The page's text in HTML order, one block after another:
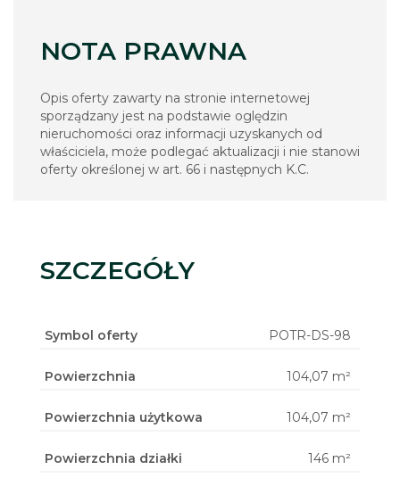
NOTA PRAWNA
Opis oferty zawarty na stronie internetowej
sporządzany jest na podstawie oględzin
nieruchomości oraz informacji uzyskanych od
właściciela, może podlegać aktualizacji i nie stanowi
oferty określonej w art. 66 i następnych K.C.
SZCZEGÓŁY
Symbol oferty POTR-DS-98
Powierzchnia 104,07 m²
Powierzchnia użytkowa 104,07 m²
Powierzchnia działki 146 m²